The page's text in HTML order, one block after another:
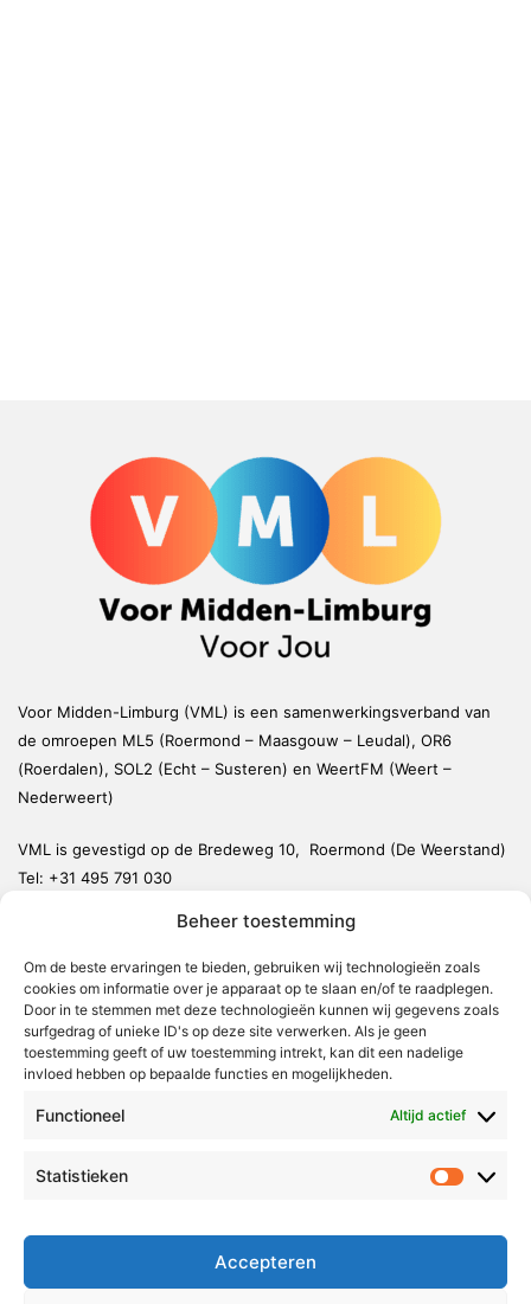
Beheer toestemming
Om de beste ervaringen te bieden, gebruiken wij technologieën zoals
cookies om informatie over je apparaat op te slaan en/of te raadplegen.
Door in te stemmen met deze technologieën kunnen wij gegevens zoals
surfgedrag of unieke ID's op deze site verwerken. Als je geen
toestemming geeft of uw toestemming intrekt, kan dit een nadelige
invloed hebben op bepaalde functies en mogelijkheden.
Functioneel Altijd actief
Statistieken
Accepteren
Voor Midden-Limburg (VML) is een samenwerkingsverband van
de omroepen ML5 (Roermond – Maasgouw – Leudal), OR6
(Roerdalen), SOL2 (Echt – Susteren) en WeertFM (Weert –
Nederweert)
VML is gevestigd op de Bredeweg 10, Roermond (De Weerstand)
Tel: +31 495 791 030
Weert
Nederweert
Leudal
Maasgouw
Echt-Susteren
Roermond
Radio & TV